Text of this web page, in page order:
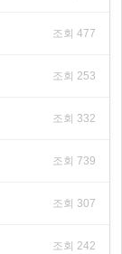
조회 477
조회 253
조회 332
조회 739
조회 307
조회 242